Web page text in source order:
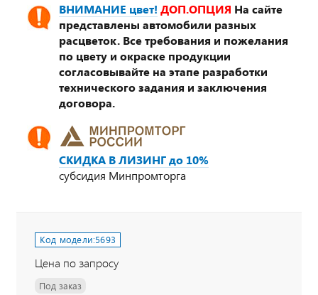
ВНИМАНИЕ цвет! ДОП.ОПЦИЯ На сайте
представлены автомобили разных
расцветок. Все требования и пожелания
по цвету и окраске продукции
согласовывайте на этапе разработки
технического задания и заключения
договора.
СКИДКА В ЛИЗИНГ до 10%
субсидия Минпромторга
Код модели:5693
Цена по запросу
Под заказ